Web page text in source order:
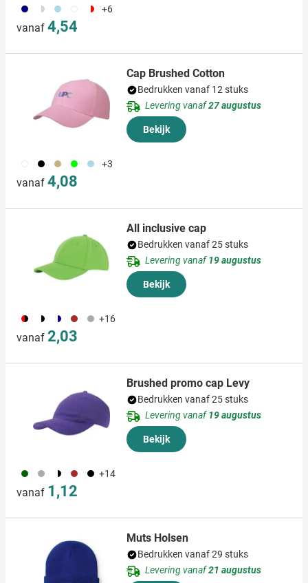
960 267 268 169 048 +6
vanaf 4,54
001 002 014 004 018 +3
vanaf 4,08
Cap Brushed Cotton
Bedrukken vanaf 12 stuks
Levering vanaf27 augustus
Bekijk
083 040 482 011 099 +16
vanaf 2,03
All inclusive cap
Bedrukken vanaf 25 stuks
Levering vanaf19 augustus
Bekijk
060 491 040 011 001 +14
vanaf 1,12
Brushed promo cap Levy
Bedrukken vanaf 25 stuks
Levering vanaf19 augustus
Bekijk
Muts Holsen
Bedrukken vanaf 29 stuks
Levering vanaf21 augustus